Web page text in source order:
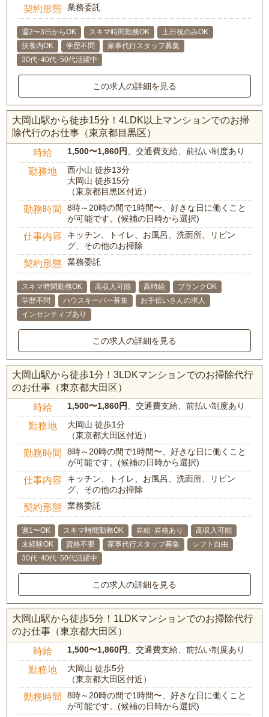
契約形態 業務委託
週2〜3日からOK スキマ時間勤務OK
土日祝のみOK
扶養内OK
学歴不問
家事代行スタッフ募集
30代･40代･50代活躍中
この求人の詳細を見る
大岡山駅から徒歩15分！4LDK以上マンションでのお掃
除代行のお仕事（東京都目黒区）
時給 1,500〜1,860円、交通費支給、前払い制度あり
勤務地
西小山 徒歩13分
大岡山 徒歩15分
（東京都目黒区付近）
勤務時間
8時～20時の間で1時間〜、好きな日に働くこと
が可能です。(候補の日時から選択)
仕事内容
キッチン、トイレ、お風呂、洗面所、リビン
グ、その他のお掃除
契約形態 業務委託
スキマ時間勤務OK 高収入可能 高時給
ブランクOK
学歴不問
ハウスキーパー募集
お手伝いさんの求人
インセンティブあり
この求人の詳細を見る
大岡山駅から徒歩1分！3LDKマンションでのお掃除代行
のお仕事（東京都大田区）
時給 1,500〜1,860円、交通費支給、前払い制度あり
勤務地
大岡山 徒歩1分
（東京都大田区付近）
勤務時間
8時～20時の間で1時間〜、好きな日に働くこと
が可能です。(候補の日時から選択)
仕事内容
キッチン、トイレ、お風呂、洗面所、リビン
グ、その他のお掃除
契約形態 業務委託
週1〜OK スキマ時間勤務OK 昇給･昇格あり
高収入可能
未経験OK
資格不要 家事代行スタッフ募集
シフト自由
30代･40代･50代活躍中
この求人の詳細を見る
大岡山駅から徒歩5分！1LDKマンションでのお掃除代行
のお仕事（東京都大田区）
時給 1,500〜1,860円、交通費支給、前払い制度あり
勤務地
大岡山 徒歩5分
（東京都大田区付近）
勤務時間
8時～20時の間で1時間〜、好きな日に働くこと
が可能です。(候補の日時から選択)